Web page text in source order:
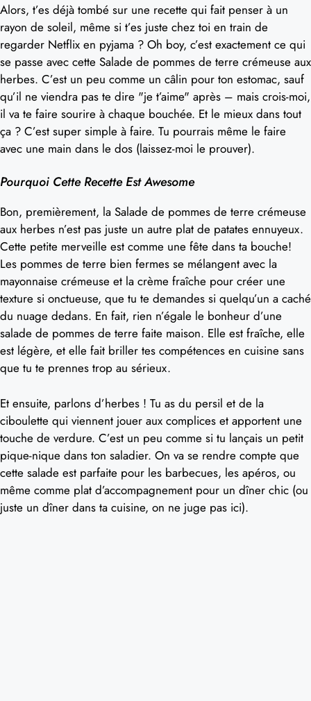
Alors, t’es déjà tombé sur une recette qui fait penser à un
rayon de soleil, même si t’es juste chez toi en train de
regarder Netflix en pyjama ? Oh boy, c’est exactement ce qui
se passe avec cette Salade de pommes de terre crémeuse aux
herbes. C’est un peu comme un câlin pour ton estomac, sauf
qu’il ne viendra pas te dire "je t’aime" après – mais crois-moi,
il va te faire sourire à chaque bouchée. Et le mieux dans tout
ça ? C’est super simple à faire. Tu pourrais même le faire
avec une main dans le dos (laissez-moi le prouver).
Pourquoi Cette Recette Est Awesome
Bon, premièrement, la Salade de pommes de terre crémeuse
aux herbes n’est pas juste un autre plat de patates ennuyeux.
Cette petite merveille est comme une fête dans ta bouche!
Les pommes de terre bien fermes se mélangent avec la
mayonnaise crémeuse et la crème fraîche pour créer une
texture si onctueuse, que tu te demandes si quelqu’un a caché
du nuage dedans. En fait, rien n’égale le bonheur d’une
salade de pommes de terre faite maison. Elle est fraîche, elle
est légère, et elle fait briller tes compétences en cuisine sans
que tu te prennes trop au sérieux.
Et ensuite, parlons d’herbes ! Tu as du persil et de la
ciboulette qui viennent jouer aux complices et apportent une
touche de verdure. C’est un peu comme si tu lançais un petit
pique-nique dans ton saladier. On va se rendre compte que
cette salade est parfaite pour les barbecues, les apéros, ou
même comme plat d’accompagnement pour un dîner chic (ou
juste un dîner dans ta cuisine, on ne juge pas ici).